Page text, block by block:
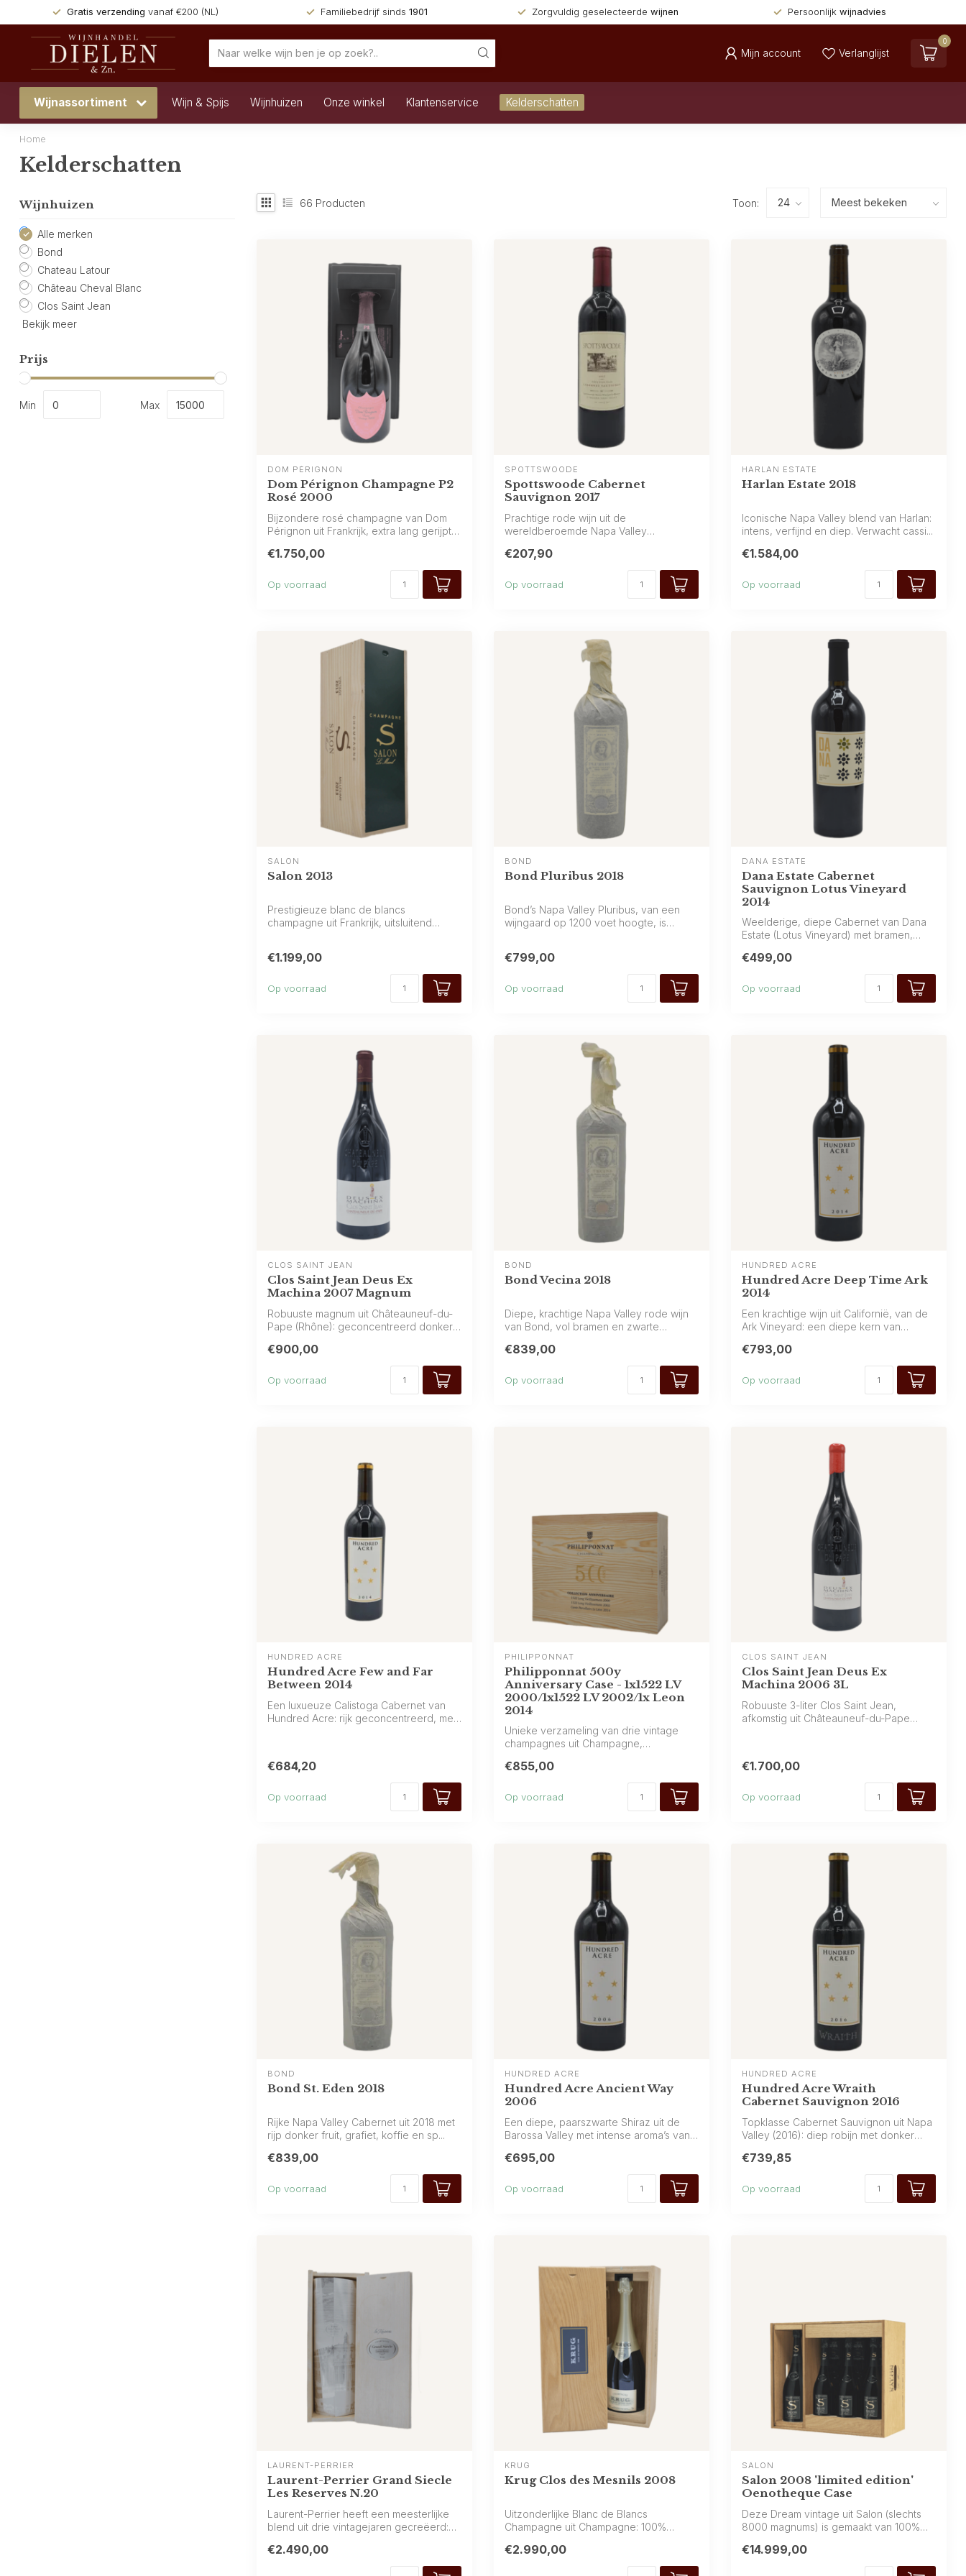
Gratis verzending vanaf €200 (NL) Familiebedrijf sinds 1901 Zorgvuldig geselecteerde wijnen Persoonlijk wijnadvies
Mijn account Verlanglijst
0
Wijnassortiment Wijn & Spijs Wijnhuizen Onze winkel Klantenservice Kelderschatten
Home
Kelderschatten
Wijnhuizen
Alle merken
Bond
Chateau Latour
Château Cheval Blanc
Clos Saint Jean
Bekijk meer
Prijs
Min Max
66 Producten Toon:
DOM PÉRIGNON
Dom Pérignon Champagne P2
Rosé 2000
Bijzondere rosé champagne van Dom
Pérignon uit Frankrijk, extra lang gerijpt
€1.750,00
Op voorraad
SPOTTSWOODE
Spottswoode Cabernet
Sauvignon 2017
Prachtige rode wijn uit de
wereldberoemde Napa Valley
€207,90
Op voorraad
HARLAN ESTATE
Harlan Estate 2018
Iconische Napa Valley blend van Harlan:
intens, verfijnd en diep. Verwacht cassi...
€1.584,00
Op voorraad
SALON
Salon 2013
Prestigieuze blanc de blancs
champagne uit Frankrijk, uitsluitend
€1.199,00
Op voorraad
BOND
Bond Pluribus 2018
Bond’s Napa Valley Pluribus, van een
wijngaard op 1200 voet hoogte, is
€799,00
Op voorraad
DANA ESTATE
Dana Estate Cabernet
Sauvignon Lotus Vineyard
2014
Weelderige, diepe Cabernet van Dana
Estate (Lotus Vineyard) met bramen,
€499,00
Op voorraad
CLOS SAINT JEAN
Clos Saint Jean Deus Ex
Machina 2007 Magnum
Robuuste magnum uit Châteauneuf-du-
Pape (Rhône): geconcentreerd donker
€900,00
Op voorraad
BOND
Bond Vecina 2018
Diepe, krachtige Napa Valley rode wijn
van Bond, vol bramen en zwarte
€839,00
Op voorraad
HUNDRED ACRE
Hundred Acre Deep Time Ark
2014
Een krachtige wijn uit Californië, van de
Ark Vineyard: een diepe kern van
€793,00
Op voorraad
HUNDRED ACRE
Hundred Acre Few and Far
Between 2014
Een luxueuze Calistoga Cabernet van
Hundred Acre: rijk geconcentreerd, met
€684,20
Op voorraad
PHILIPPONNAT
Philipponnat 500y
Anniversary Case - 1x1522 LV
2000/1x1522 LV 2002/1x Leon
2014
Unieke verzameling van drie vintage
champagnes uit Champagne,
€855,00
Op voorraad
CLOS SAINT JEAN
Clos Saint Jean Deus Ex
Machina 2006 3L
Robuuste 3-liter Clos Saint Jean,
afkomstig uit Châteauneuf-du-Pape
€1.700,00
Op voorraad
BOND
Bond St. Eden 2018
Rijke Napa Valley Cabernet uit 2018 met
rijp donker fruit, grafiet, koffie en sp...
€839,00
Op voorraad
HUNDRED ACRE
Hundred Acre Ancient Way
2006
Een diepe, paarszwarte Shiraz uit de
Barossa Valley met intense aroma’s van
€695,00
Op voorraad
HUNDRED ACRE
Hundred Acre Wraith
Cabernet Sauvignon 2016
Topklasse Cabernet Sauvignon uit Napa
Valley (2016): diep robijn met donker
€739,85
Op voorraad
LAURENT-PERRIER
Laurent-Perrier Grand Siecle
Les Reserves N.20
Laurent-Perrier heeft een meesterlijke
blend uit drie vintagejaren gecreëerd:
€2.490,00
KRUG
Krug Clos des Mesnils 2008
Uitzonderlijke Blanc de Blancs
Champagne uit Champagne: 100%
€2.990,00
SALON
Salon 2008 'limited edition'
Oenotheque Case
Deze Dream vintage uit Salon (slechts
8000 magnums) is gemaakt van 100%
€14.999,00